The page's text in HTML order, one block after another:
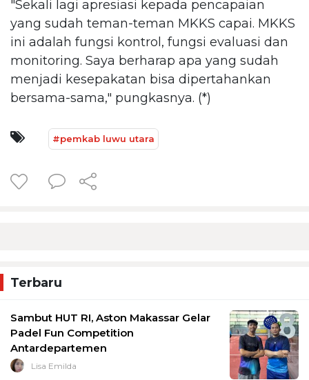
"Sekali lagi apresiasi kepada pencapaian
yang sudah teman-teman MKKS capai. MKKS
ini adalah fungsi kontrol, fungsi evaluasi dan
monitoring. Saya berharap apa yang sudah
menjadi kesepakatan bisa dipertahankan
bersama-sama," pungkasnya. (*)
#pemkab luwu utara
Terbaru
Sambut HUT RI, Aston Makassar Gelar
Padel Fun Competition
Antardepartemen
Lisa Emilda